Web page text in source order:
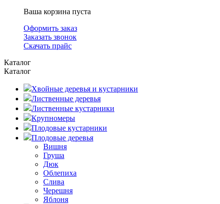
Ваша корзина пуста
Оформить заказ
Заказать звонок
Скачать прайс
Каталог
Каталог
Хвойные деревья и кустарники
Лиственные деревья
Лиственные кустарники
Крупномеры
Плодовые кустарники
Плодовые деревья
Вишня
Груша
Дюк
Облепиха
Слива
Черешня
Яблоня